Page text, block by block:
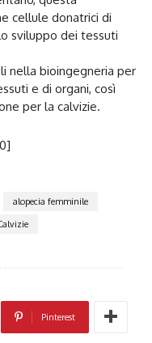
cellule donatrici di
sviluppo dei tessuti
nella bioingegneria per
e di organi, così
per la calvizie.
0]
alopecia femminile
Pinterest